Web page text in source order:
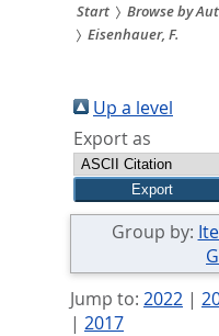
Sie
sind
hier:
Start Browse by
Eisenhauer, F.
Up a level
Export as
Group by:
Jump to: 2022|
| 2017